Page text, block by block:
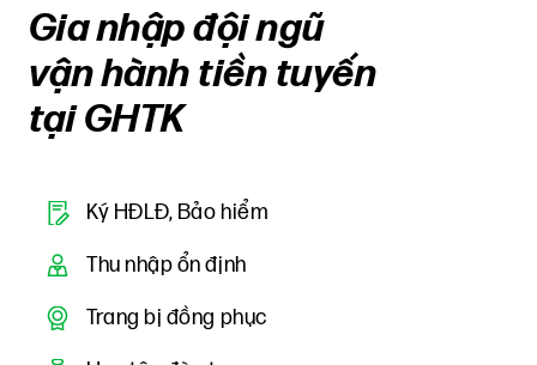
Gia nhập đội ngũ
vận hành tiền tuyến
tại GHTK
Ký HĐLĐ, Bảo hiểm
Thu nhập ổn định
Trang bị đồng phục